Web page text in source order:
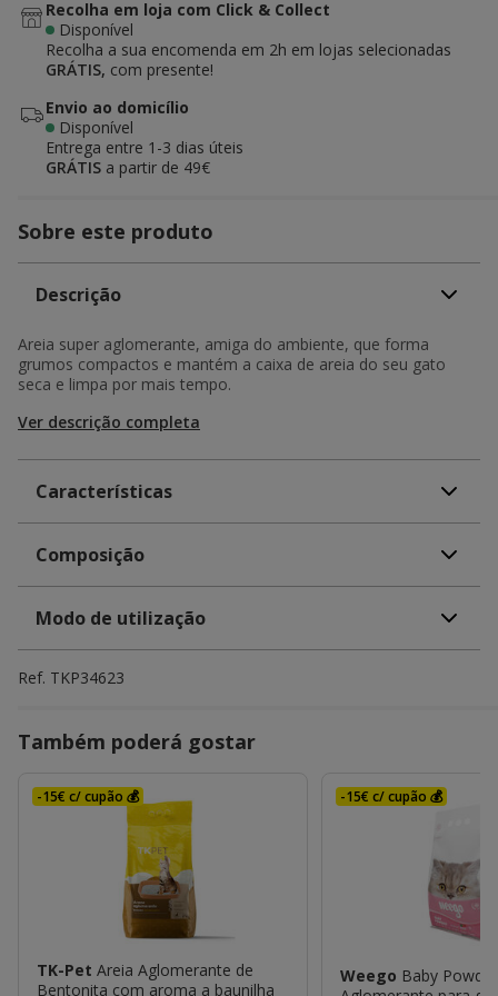
Recolha em loja com Click & Collect
Disponível
Recolha a sua encomenda em 2h em lojas selecionadas
GRÁTIS, com presente!
Envio ao domicílio
Disponível
Entrega entre 1-3 dias úteis
GRÁTIS a partir de 49€
Sobre este produto
Descrição
Areia super aglomerante, amiga do ambiente, que forma
grumos compactos e mantém a caixa de areia do seu gato
seca e limpa por mais tempo.
Ver descrição completa
Características
Composição
Modo de utilização
Ref. TKP34623
Também poderá gostar
-15€ c/ cupão 💰
TK-Pet Areia Aglomerante de
Bentonita com aroma a baunilha
-15€ c/ cupão 💰
Weego Baby